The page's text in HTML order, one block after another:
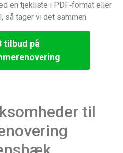
en tjekliste i PDF‑format eller
så tager vi det sammen.
tilbud på
til